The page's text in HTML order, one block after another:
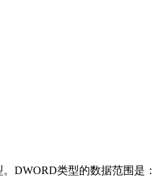
DWORD类型的数据范围是：